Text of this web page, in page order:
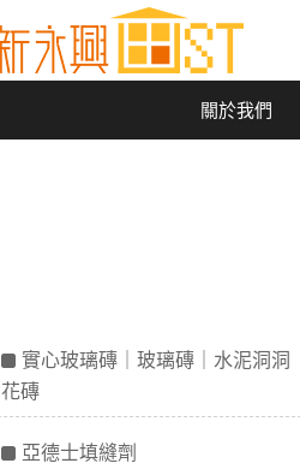
關於我們
實心玻璃磚｜玻璃磚｜水泥洞洞
花磚
亞德士填縫劑